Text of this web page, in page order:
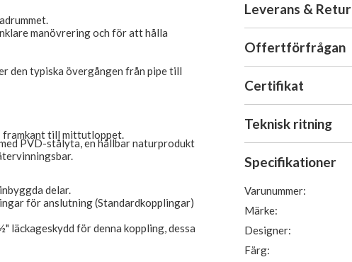
manövrering och för att hålla
den typiska övergången från pipe till
framkant till mittutloppet.
PVD-stålyta, en hållbar naturprodukt
delar.
för anslutning (Standardkopplingar)
läckageskydd för denna koppling, dessa
Leverans & Retur
Offertförfrågan
Certifikat
Teknisk ritning
Specifikationer
Varunummer:
Märke:
Designer:
Färg: